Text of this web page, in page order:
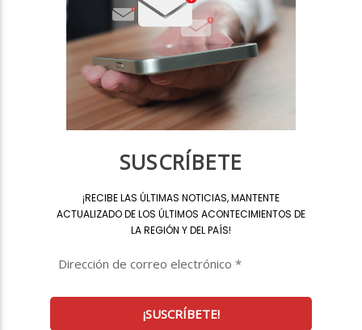
SUSCRÍBETE
¡RECIBE LAS ÚLTIMAS NOTICIAS, MANTENTE
ACTUALIZADO DE LOS ÚLTIMOS ACONTECIMIENTOS DE
LA REGIÓN Y DEL PAÍS!